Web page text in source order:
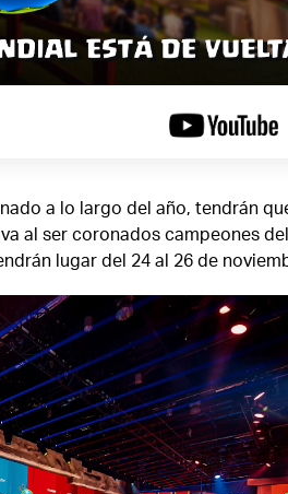
a lo largo del año, tendrán
al ser coronados campeones del
lugar del 24 al 26 de